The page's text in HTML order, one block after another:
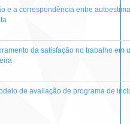
e a correspondência entre
da satisfação no trabalho em
de avaliação de programa de